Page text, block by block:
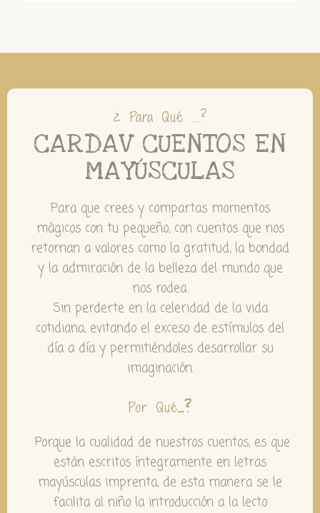
¿ Para Qué ...?
CARDAV CUENTOS EN
MAYÚSCULAS
Para que crees y compartas momentos
mágicos con tu pequeño, con cuentos que nos
retornan a valores como la gratitud, la bondad
y la admiración de la belleza del mundo que
nos rodea.
Sin perderte en la celeridad de la vida
cotidiana, evitando el exceso de estímulos del
día a día y permitiéndoles desarrollar su
imaginación.
Por Qué…?
Porque la cualidad de nuestros cuentos, es que
están escritos íntegramente en letras
mayúsculas imprenta, de esta manera se le
facilita al niño la introducción a la lecto